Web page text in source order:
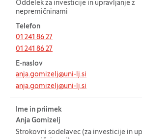
Oddelek za investicije in upravljanje z
nepremičninami
Telefon
01 241 86 27
01 241 86 27
E-naslov
anja.gomizelj@uni-lj.si
anja.gomizelj@uni-lj.si
Ime in priimek
Anja Gomizelj
Strokovni sodelavec (za investicije in